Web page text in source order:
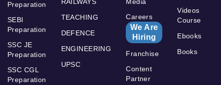
Preparation
SEBI
Preparation
SSC JE
Preparation
SSC CGL
Preparation
TEACHING
DEFENCE
ENGINEERING
UPSC
Careers
We Are
Hiring
Franchise
Content
Partner
Videos
Course
Ebooks
Books